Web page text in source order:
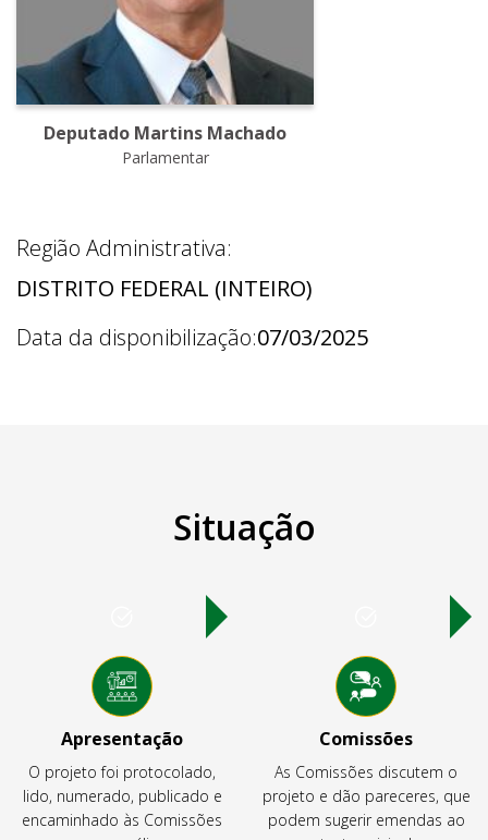
Deputado Martins Machado
Parlamentar
Região Administrativa:
DISTRITO FEDERAL (INTEIRO)
Data da disponibilização:07/03/2025
Situação
Apresentação
O projeto foi protocolado,
lido, numerado, publicado e
encaminhado às Comissões
Comissões
As Comissões discutem o
projeto e dão pareceres, que
podem sugerir emendas ao